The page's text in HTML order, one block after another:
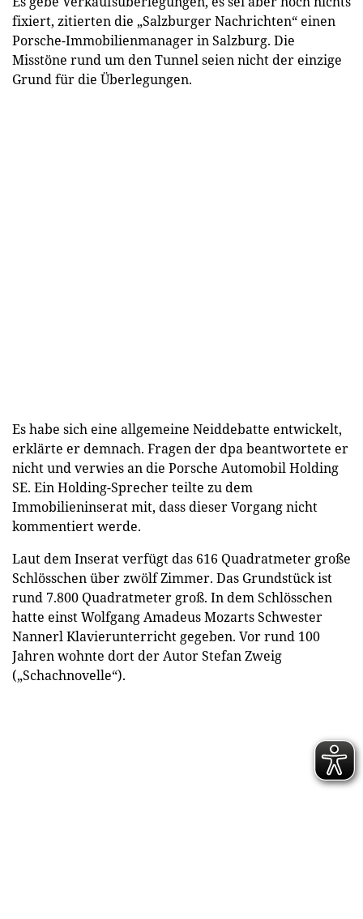
fixiert, zitierten die „Salzburger Nachrichten“ einen
Porsche-Immobilienmanager in Salzburg. Die
Misstöne rund um den Tunnel seien nicht der einzige
Grund für die Überlegungen.
Es habe sich eine allgemeine Neiddebatte entwickelt,
erklärte er demnach. Fragen der dpa beantwortete er
nicht und verwies an die Porsche Automobil Holding
SE. Ein Holding-Sprecher teilte zu dem
Immobilieninserat mit, dass dieser Vorgang nicht
kommentiert werde.
Laut dem Inserat verfügt das 616 Quadratmeter große
Schlösschen über zwölf Zimmer. Das Grundstück ist
rund 7.800 Quadratmeter groß. In dem Schlösschen
hatte einst Wolfgang Amadeus Mozarts Schwester
Nannerl Klavierunterricht gegeben. Vor rund 100
Jahren wohnte dort der Autor Stefan Zweig
(„Schachnovelle“).